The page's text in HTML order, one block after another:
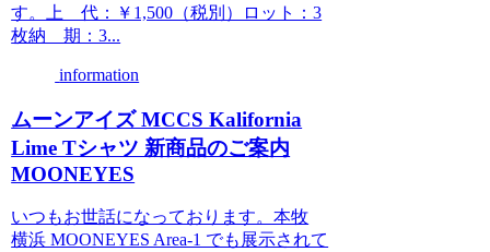
す。上 代：￥1,500（税別）ロット：3
枚納 期：3...
information
ムーンアイズ MCCS Kalifornia
Lime Tシャツ 新商品のご案内
MOONEYES
いつもお世話になっております。本牧
横浜 MOONEYES Area-1 でも展示されて